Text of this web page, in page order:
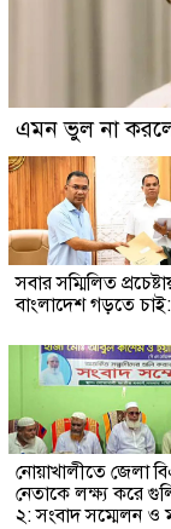
এমন ভুল না
সবার সম্মিলিত
বাংলাদেশ গড়তে চাই:
নোয়াখালীতে জেলা
নেতাকে লক্ষ্য করে
২: সংবাদ সম্মেলন ও